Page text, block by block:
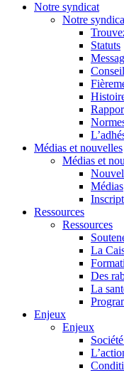
Notre syndicat
Notre
Statuts
Médias et nouvelles
Médias et
Médias
Ressources
Ressources
La
Des
La
Enjeux
Enjeux